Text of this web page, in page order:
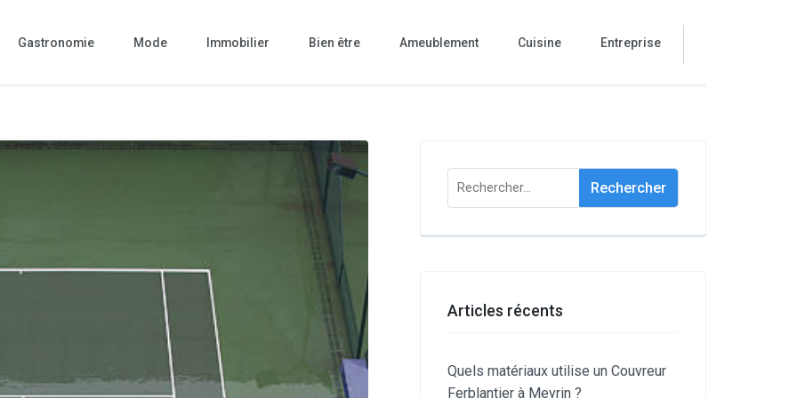
Gastronomie Mode Immobilier Bien être Ameublement Cuisine Entreprise
Rechercher :
Articles récents
Quels matériaux utilise un Couvreur
Ferblantier à Meyrin ?